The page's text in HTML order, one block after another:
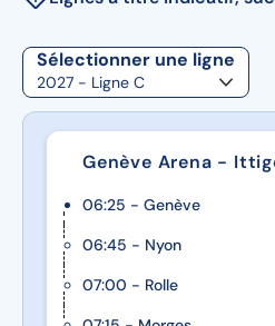
Sélectionner une ligne
Genève Arena -
06:25 - Genève
06:45 - Nyon
07:00 - Rolle